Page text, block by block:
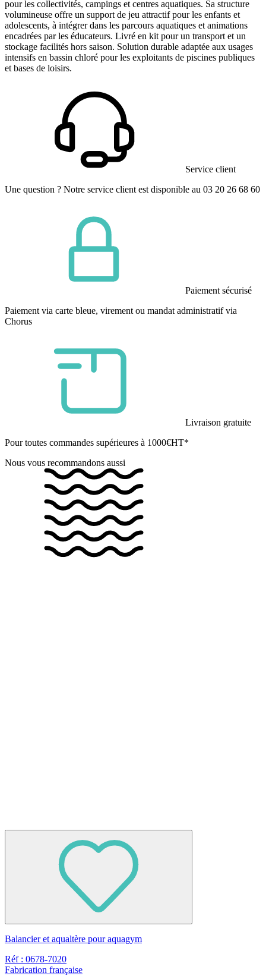
pour les collectivités, campings et centres aquatiques. Sa structure
volumineuse offre un support de jeu attractif pour les enfants et
adolescents, à intégrer dans les parcours aquatiques et animations
encadrées par les éducateurs. Livré en kit pour un transport et un
stockage facilités hors saison. Solution durable adaptée aux usages
intensifs en bassin chloré pour les exploitants de piscines publiques
et bases de loisirs.
Service client
Une question ? Notre service client est disponible au 03 20 26 68 60
Paiement sécurisé
Paiement via carte bleue, virement ou mandat administratif via
Chorus
Livraison gratuite
Pour toutes commandes supérieures à 1000€HT*
Nous vous recommandons aussi
Balancier et aqualtère pour aquagym
Réf : 0678-7020
Fabrication française